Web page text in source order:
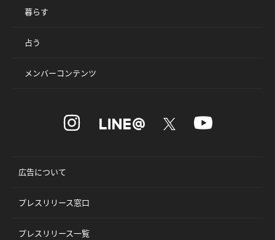
暮らす
占う
メンバーコンテンツ
広告について
プレスリリース窓口
プレスリリース一覧